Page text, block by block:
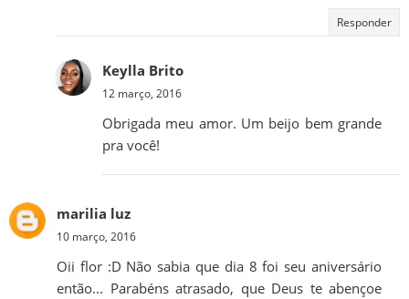
Responder
Keylla Brito
12 março, 2016
Obrigada meu amor. Um beijo bem grande
pra você!
marilia luz
10 março, 2016
Oii flor :D Não sabia que dia 8 foi seu aniversário
então... Parabéns atrasado, que Deus te abençoe